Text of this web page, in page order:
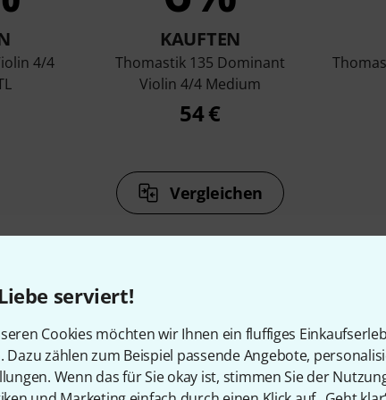
serviert!
Cookies möchten wir Ihnen ein fluffiges
Dazu zählen zum Beispiel passende Angebote,
Wenn das für Sie okay ist, stimmen Sie der
4/4
KAUFTEN
Thomastik 135 Dominant
Violin 4/4 Medium
54 €
Vergleichen
& passende